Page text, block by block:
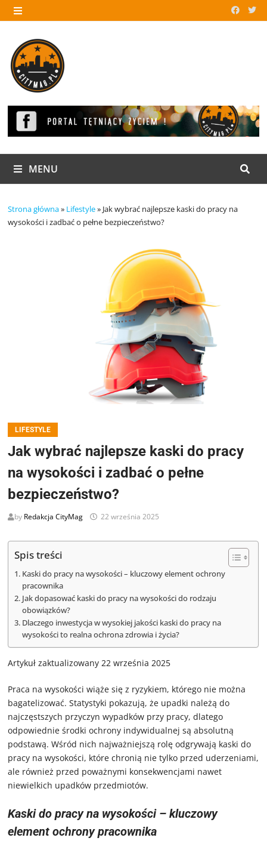
Skip
to
MENU
MENU
Strona główna» Lifestyle» Jak wybrać najlepsze kaski do pracy na
wysokości i zadbać o pełne bezpieczeństwo?
LIFESTYLE
Jak wybrać najlepsze kaski do pracy
na wysokości i zadbać o pełne
bezpieczeństwo?
by Redakcja CityMag 22 września 2025
Spis treści
Kaski do pracy na wysokości – kluczowy element ochrony
pracownika
Jak dopasować kaski do pracy na wysokości do rodzaju
obowiązków?
Dlaczego inwestycja w wysokiej jakości kaski do pracy na
wysokości to realna ochrona zdrowia i życia?
Artykuł zaktualizowany 22 września 2025
Praca na wysokości wiąże się z ryzykiem, którego nie można
bagatelizować. Statystyki pokazują, że upadki należą do
najczęstszych przyczyn wypadków przy pracy, dlatego
odpowiednie środki ochrony indywidualnej są absolutną
podstawą. Wśród nich najważniejszą rolę odgrywają kaski do
pracy na wysokości, które chronią nie tylko przed uderzeniami,
ale również przed poważnymi konsekwencjami nawet
niewielkich upadków przedmiotów.
Kaski do pracy na wysokości – kluczowy
element ochrony pracownika